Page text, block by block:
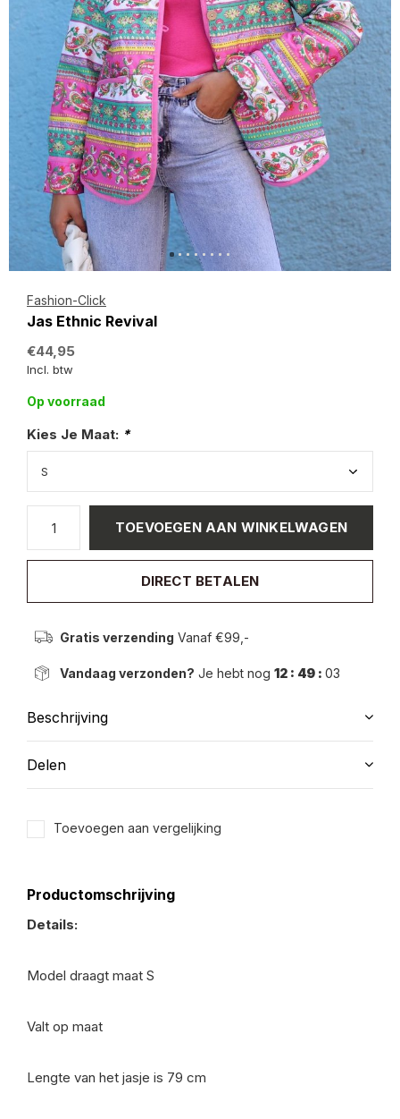
Fashion-Click
Jas Ethnic Revival
€44,95
Incl. btw
Op voorraad
Kies Je Maat: *
TOEVOEGEN AAN WINKELWAGEN
DIRECT BETALEN
Gratis verzending Vanaf €99,-
Vandaag verzonden? Je hebt nog 12 : 49 : 02
Beschrijving
Delen
Toevoegen aan vergelijking
Productomschrijving
Details:
Model draagt maat S
Valt op maat
Lengte van het jasje is 79 cm